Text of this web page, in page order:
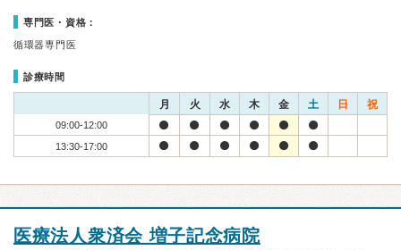
専門医・資格：
循環器専門医
診療時間
月 火 水 木 金 土 日 祝
09:00-12:00
13:30-17:00
医療法人衆済会 増子記念病院